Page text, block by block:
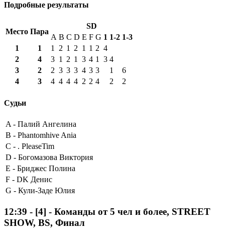
Подробные результаты
Место Пара
SD
A B C D E F G 1 1-2 1-3
1
1 1 2 1 2 1 1 2 4
2
4 3 1 2 1 3 4 1 3 4
3
2 2 3 3 3 4 3 3 1
6
4
3 4 4 4 4 2 2 4 2 2
Судьи
A - Палий Ангелина
B - Phantomhive Ania
C - . PleaseTim
D - Богомазова Виктория
E - Бриджес Полина
F - DK Денис
G - Кули-Заде Юлия
12:39 - [4] - Команды от 5 чел и более, STREET
SHOW, BS, Финал